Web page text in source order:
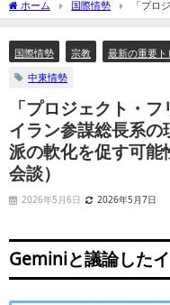
ホーム 国際情勢
「プロ
謀総長系の現実派への移行を示唆
国際情勢
宗教 最新の重要ト
中東情勢
「プロジェクト・
イラン参謀総長系
派の軟化を促す可
会談）
2026年5月6日 2026年5月7日
Geminiと議論した